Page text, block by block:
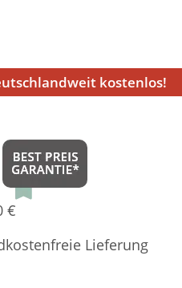
kostenlos!
€
Lieferung